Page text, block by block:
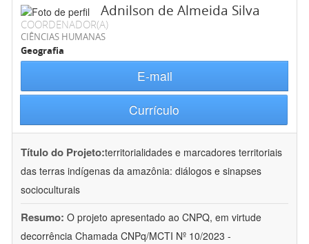
Adnilson de Almeida Silva
COORDENADOR(A)
CIÊNCIAS HUMANAS
Geografia
E-mail
Currículo
Título do Projeto:territorialidades e marcadores territoriais
das terras indígenas da amazônia: diálogos e sinapses
socioculturais
Resumo: O projeto apresentado ao CNPQ, em virtude
decorrência Chamada CNPq/MCTI Nº 10/2023 -